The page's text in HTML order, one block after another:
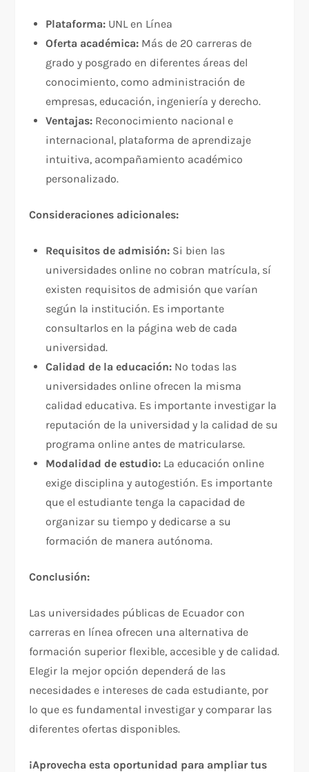
Plataforma: UNL en Línea
Oferta académica: Más de 20 carreras de
grado y posgrado en diferentes áreas del
conocimiento, como administración de
empresas, educación, ingeniería y derecho.
Ventajas: Reconocimiento nacional e
internacional, plataforma de aprendizaje
intuitiva, acompañamiento académico
personalizado.
Consideraciones adicionales:
Requisitos de admisión: Si bien las
universidades online no cobran matrícula, sí
existen requisitos de admisión que varían
según la institución. Es importante
consultarlos en la página web de cada
universidad.
Calidad de la educación: No todas las
universidades online ofrecen la misma
calidad educativa. Es importante investigar la
reputación de la universidad y la calidad de su
programa online antes de matricularse.
Modalidad de estudio: La educación online
exige disciplina y autogestión. Es importante
que el estudiante tenga la capacidad de
organizar su tiempo y dedicarse a su
formación de manera autónoma.
Conclusión:
Las universidades públicas de Ecuador con
carreras en línea ofrecen una alternativa de
formación superior flexible, accesible y de calidad.
Elegir la mejor opción dependerá de las
necesidades e intereses de cada estudiante, por
lo que es fundamental investigar y comparar las
diferentes ofertas disponibles.
¡Aprovecha esta oportunidad para ampliar tus